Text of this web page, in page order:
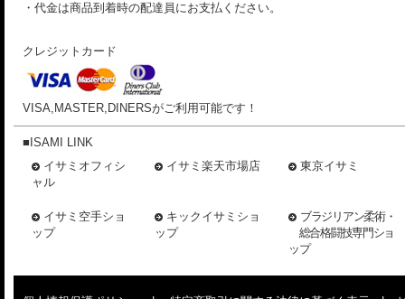
・代金は商品到着時の配達員にお支払ください。
クレジットカード
VISA,MASTER,DINERSがご利用可能です！
■ISAMI LINK
イサミオフィシ
ャル
イサミ楽天市場店 東京イサミ
イサミ空手ショ
ップ
キックイサミショ
ップ
ブラジリアン柔術・
総合格闘技専門ショ
ップ